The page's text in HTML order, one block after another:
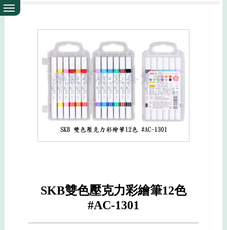
SKB雙色壓克力彩繪筆12色
#AC-1301